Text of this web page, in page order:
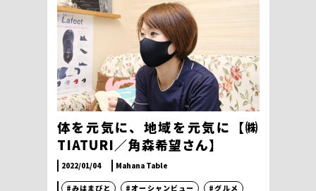
体を元気に、地域を元気に【㈱
TIATURI／角森希望さん】
2022/01/04 Mahana Table
#みはまびと #オーシャンビュー
#グルメ